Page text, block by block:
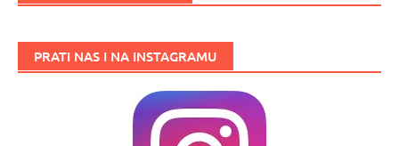
PRATI NAS I NA INSTAGRAMU